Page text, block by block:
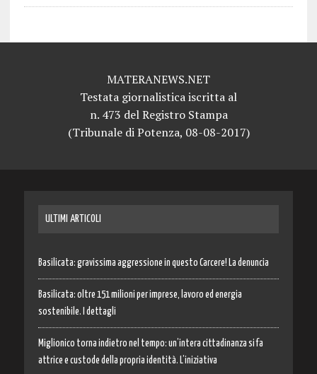
MATERANEWS.NET
Testata giornalistica iscritta al
n. 473 del Registro Stampa
(Tribunale di Potenza, 08-08-2017)
ULTIMI ARTICOLI
Basilicata: gravissima aggressione in questo Carcere! La denuncia
Basilicata: oltre 151 milioni per imprese, lavoro ed energia
sostenibile. I dettagli
Miglionico torna indietro nel tempo: un’intera cittadinanza si fa
attrice e custode della propria identità. L’iniziativa